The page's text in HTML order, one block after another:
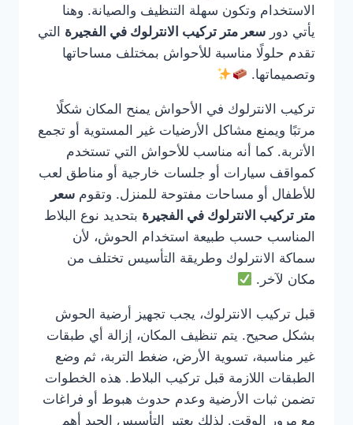
الاستخدام وتكون سهلة التنظيف والصيانة. وهنا
يأتي دور سعر متر تركيب الانترلوك في الفجيرة التي
تقدم حلولًا مناسبة للأحواش بمختلف مساحاتها
وتصميماتها.
تركيب الانترلوك في الأحواش يمنح المكان شكلًا
مرتبًا ويمنع مشاكل الأرضيات غير المستوية أو تجمع
الأتربة. كما أنه مناسب للأحواش التي تستخدم
كمواقف سيارات أو جلسات خارجية أو مناطق لعب
للأطفال أو مساحات مفتوحة للمنزل. وتقوم سعر
متر تركيب الانترلوك في الفجيرة بتحديد نوع البلاط
المناسب حسب طبيعة استخدام الحوش، لأن
سماكة الانترلوك وطريقة التأسيس تختلف من
مكان لآخر.
قبل تركيب الانترلوك، يجب تجهيز أرضية الحوش
بشكل صحيح. يتم تنظيف المكان، إزالة أي طبقات
غير مناسبة، تسوية الأرض، ضغط التربة، ثم وضع
الطبقات اللازمة قبل تركيب البلاط. هذه الخطوات
تضمن ثبات الأرضية وعدم حدوث هبوط أو فراغات
مع مرور الوقت. لذلك يعتبر التأسيس الجيد أهم